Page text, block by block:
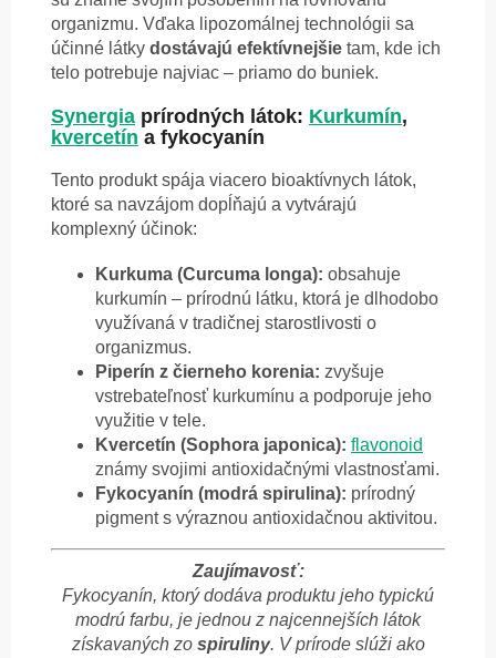
organizmu. Vďaka lipozomálnej technológii sa
účinné látky dostávajú efektívnejšie tam, kde ich
telo potrebuje najviac – priamo do buniek.
Synergia prírodných látok: Kurkumín,
kvercetín a fykocyanín
Tento produkt spája viacero bioaktívnych látok,
ktoré sa navzájom dopĺňajú a vytvárajú
komplexný účinok:
Kurkuma (Curcuma longa): obsahuje
kurkumín – prírodnú látku, ktorá je dlhodobo
využívaná v tradičnej starostlivosti o
organizmus.
Piperín z čierneho korenia: zvyšuje
vstrebateľnosť kurkumínu a podporuje jeho
využitie v tele.
Kvercetín (Sophora japonica): flavonoid
známy svojimi antioxidačnými vlastnosťami.
Fykocyanín (modrá spirulina): prírodný
pigment s výraznou antioxidačnou aktivitou.
Zaujímavosť:
Fykocyanín, ktorý dodáva produktu jeho typickú
modrú farbu, je jednou z najcennejších látok
získavaných zo spiruliny. V prírode slúži ako